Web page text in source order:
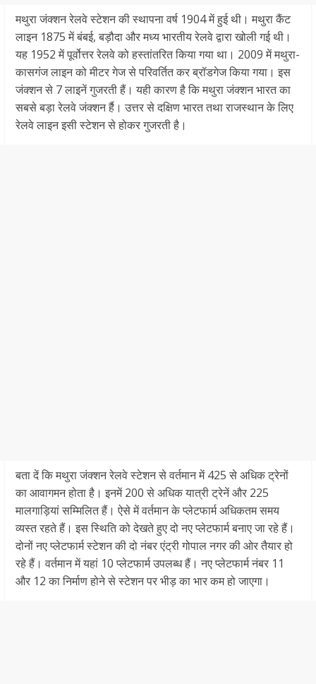
मथुरा जंक्शन रेलवे स्टेशन की स्थापना वर्ष 1904 में हुई थी। मथुरा कैंट
लाइन 1875 में बंबई, बड़ौदा और मध्य भारतीय रेलवे द्वारा खोली गई थी।
यह 1952 में पूर्वोत्तर रेलवे को हस्तांतरित किया गया था। 2009 में मथुरा-
कासगंज लाइन को मीटर गेज से परिवर्तित कर ब्रॉडगेज किया गया। इस
जंक्शन से 7 लाइनें गुजरती हैं। यही कारण है कि मथुरा जंक्शन भारत का
सबसे बड़ा रेलवे जंक्शन र्है। उत्तर से दक्षिण भारत तथा राजस्थान के लिए
रेलवे लाइन इसी स्टेशन से होकर गुजरती है।
बता दें कि मथुरा जंक्शन रेलवे स्टेशन से वर्तमान में 425 से अधिक ट्रेनों
का आवागमन होता है। इनमें 200 से अधिक यात्री ट्रेनें और 225
मालगाड़ियां सम्मिलित हैं। ऐसे में वर्तमान के प्लेटफार्म अधिकतम समय
व्यस्त रहते हैं। इस स्थिति को देखते हुए दो नए प्लेटफार्म बनाए जा रहे हैं।
दोनों नए प्लेटफार्म स्टेशन की दो नंबर एंट्री गोपाल नगर की ओर तैयार हो
रहे हैं। वर्तमान में यहां 10 प्लेटफार्म उपलब्ध हैं। नए प्लेटफार्म नंबर 11
और 12 का निर्माण होने से स्टेशन पर भीड़ का भार कम हो जाएगा।